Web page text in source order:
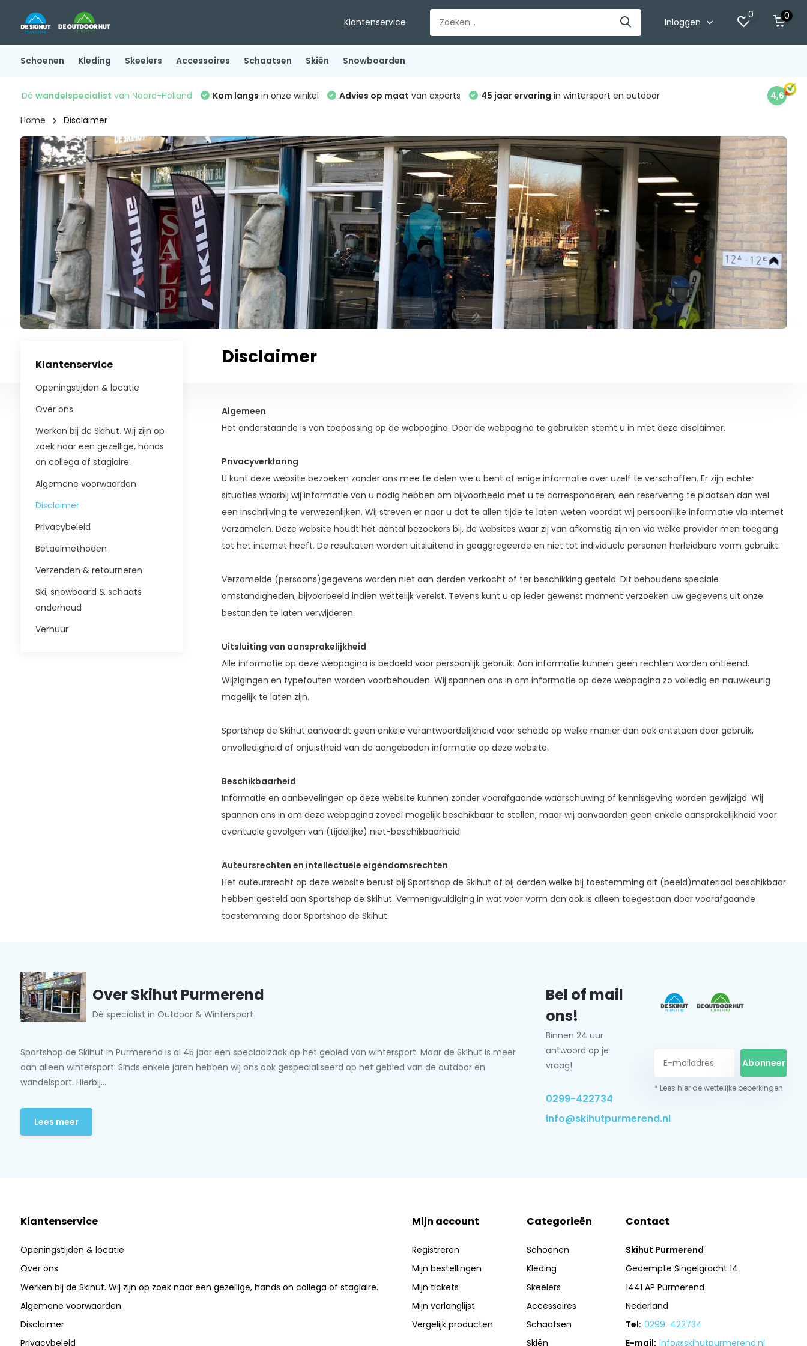
Klantenservice Inloggen
0 0
Schoenen Kleding Skeelers Accessoires Schaatsen Skiën Snowboarden
Dé wandelspecialist van Noord-Holland Kom langs in onze winkel Advies op maat van experts 45 jaar ervaring in wintersport en outdoor 4,6
Home Disclaimer
Klantenservice
Openingstijden & locatie
Over ons
Werken bij de Skihut. Wij zijn op
zoek naar een gezellige, hands
on collega of stagiaire.
Algemene voorwaarden
Disclaimer
Privacybeleid
Betaalmethoden
Verzenden & retourneren
Ski, snowboard & schaats
onderhoud
Verhuur
Disclaimer
Algemeen
Het onderstaande is van toepassing op de webpagina. Door de webpagina te gebruiken stemt u in met deze disclaimer.
Privacyverklaring
U kunt deze website bezoeken zonder ons mee te delen wie u bent of enige informatie over uzelf te verschaffen. Er zijn echter
situaties waarbij wij informatie van u nodig hebben om bijvoorbeeld met u te corresponderen, een reservering te plaatsen dan wel
een inschrijving te verwezenlijken. Wij streven er naar u dat te allen tijde te laten weten voordat wij persoonlijke informatie via internet
verzamelen. Deze website houdt het aantal bezoekers bij, de websites waar zij van afkomstig zijn en via welke provider men toegang
tot het internet heeft. De resultaten worden uitsluitend in geaggregeerde en niet tot individuele personen herleidbare vorm gebruikt.
Verzamelde (persoons)gegevens worden niet aan derden verkocht of ter beschikking gesteld. Dit behoudens speciale
omstandigheden, bijvoorbeeld indien wettelijk vereist. Tevens kunt u op ieder gewenst moment verzoeken uw gegevens uit onze
bestanden te laten verwijderen.
Uitsluiting van aansprakelijkheid
Alle informatie op deze webpagina is bedoeld voor persoonlijk gebruik. Aan informatie kunnen geen rechten worden ontleend.
Wijzigingen en typefouten worden voorbehouden. Wij spannen ons in om informatie op deze webpagina zo volledig en nauwkeurig
mogelijk te laten zijn.
Sportshop de Skihut aanvaardt geen enkele verantwoordelijkheid voor schade op welke manier dan ook ontstaan door gebruik,
onvolledigheid of onjuistheid van de aangeboden informatie op deze website.
Beschikbaarheid
Informatie en aanbevelingen op deze website kunnen zonder voorafgaande waarschuwing of kennisgeving worden gewijzigd. Wij
spannen ons in om deze webpagina zoveel mogelijk beschikbaar te stellen, maar wij aanvaarden geen enkele aansprakelijkheid voor
eventuele gevolgen van (tijdelijke) niet-beschikbaarheid.
Auteursrechten en intellectuele eigendomsrechten
Het auteursrecht op deze website berust bij Sportshop de Skihut of bij derden welke bij toestemming dit (beeld)materiaal beschikbaar
hebben gesteld aan Sportshop de Skihut. Vermenigvuldiging in wat voor vorm dan ook is alleen toegestaan door voorafgaande
toestemming door Sportshop de Skihut.
Over Skihut Purmerend
Dé specialist in Outdoor & Wintersport
Sportshop de Skihut in Purmerend is al 45 jaar een speciaalzaak op het gebied van wintersport. Maar de Skihut is meer
dan alleen wintersport. Sinds enkele jaren hebben wij ons ook gespecialiseerd op het gebied van de outdoor en
wandelsport. Hierbij...
Lees meer
Bel of mail
ons!
Binnen 24 uur
antwoord op je
vraag!
0299-422734
info@skihutpurmerend.nl
Abonneer
* Lees hier de wettelijke beperkingen
Klantenservice
Openingstijden & locatie
Over ons
Werken bij de Skihut. Wij zijn op zoek naar een gezellige, hands on collega of stagiaire.
Algemene voorwaarden
Disclaimer
Privacybeleid
Mijn account
Registreren
Mijn bestellingen
Mijn tickets
Mijn verlanglijst
Vergelijk producten
Categorieën
Schoenen
Kleding
Skeelers
Accessoires
Schaatsen
Skiën
Contact
Skihut Purmerend
Gedempte Singelgracht 14
1441 AP Purmerend
Nederland
Tel: 0299-422734
E-mail: info@skihutpurmerend.nl